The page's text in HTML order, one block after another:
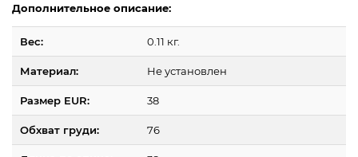
Дополнительное описание:
Вес: 0.11 кг.
Материал: Не установлен
Размер EUR: 38
Обхват груди: 76